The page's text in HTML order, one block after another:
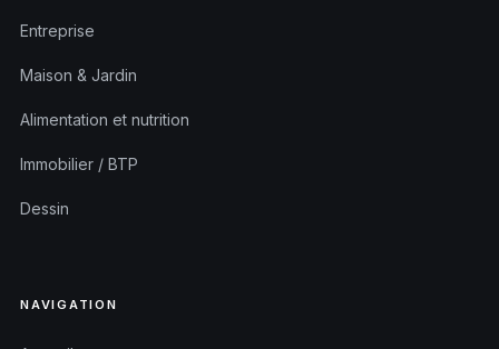
Entreprise
Maison & Jardin
Alimentation et nutrition
Immobilier / BTP
Dessin
NAVIGATION